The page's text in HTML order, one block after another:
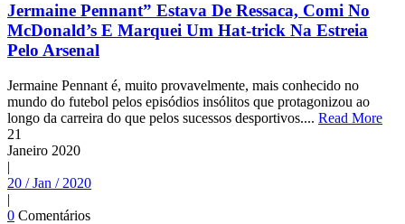
Jermaine Pennant” Estava De Ressaca, Comi No
McDonald’s E Marquei Um Hat-trick Na Estreia
Pelo Arsenal
Jermaine Pennant é, muito provavelmente, mais conhecido no
mundo do futebol pelos episódios insólitos que protagonizou ao
longo da carreira do que pelos sucessos desportivos.... Read More
21
Janeiro 2020
|
20 / Jan / 2020
|
0 Comentários